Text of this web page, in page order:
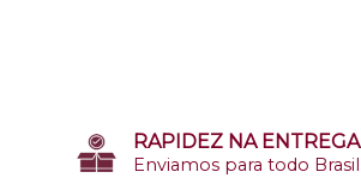
RAPIDEZ NA ENTREGA
Enviamos para todo Brasil